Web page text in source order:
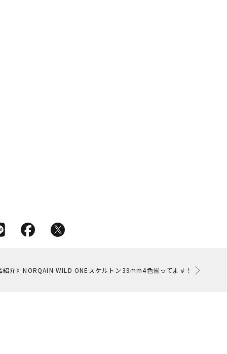
紹介》NORQAIN WILD ONEスケルトン39mm4色揃ってます！